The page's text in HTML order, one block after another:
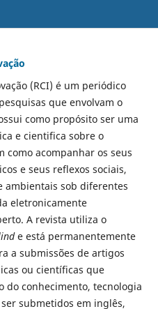
(RCI) é um periódico
que envolvam o
como propósito ser uma
e cientifica sobre o
como acompanhar os seus
e seus reflexos sociais,
ambientais sob diferentes
eletronicamente
A revista utiliza o
e está permanentemente
a submissões de artigos
ou científicas que
do conhecimento, tecnologia
submetidos em inglês,